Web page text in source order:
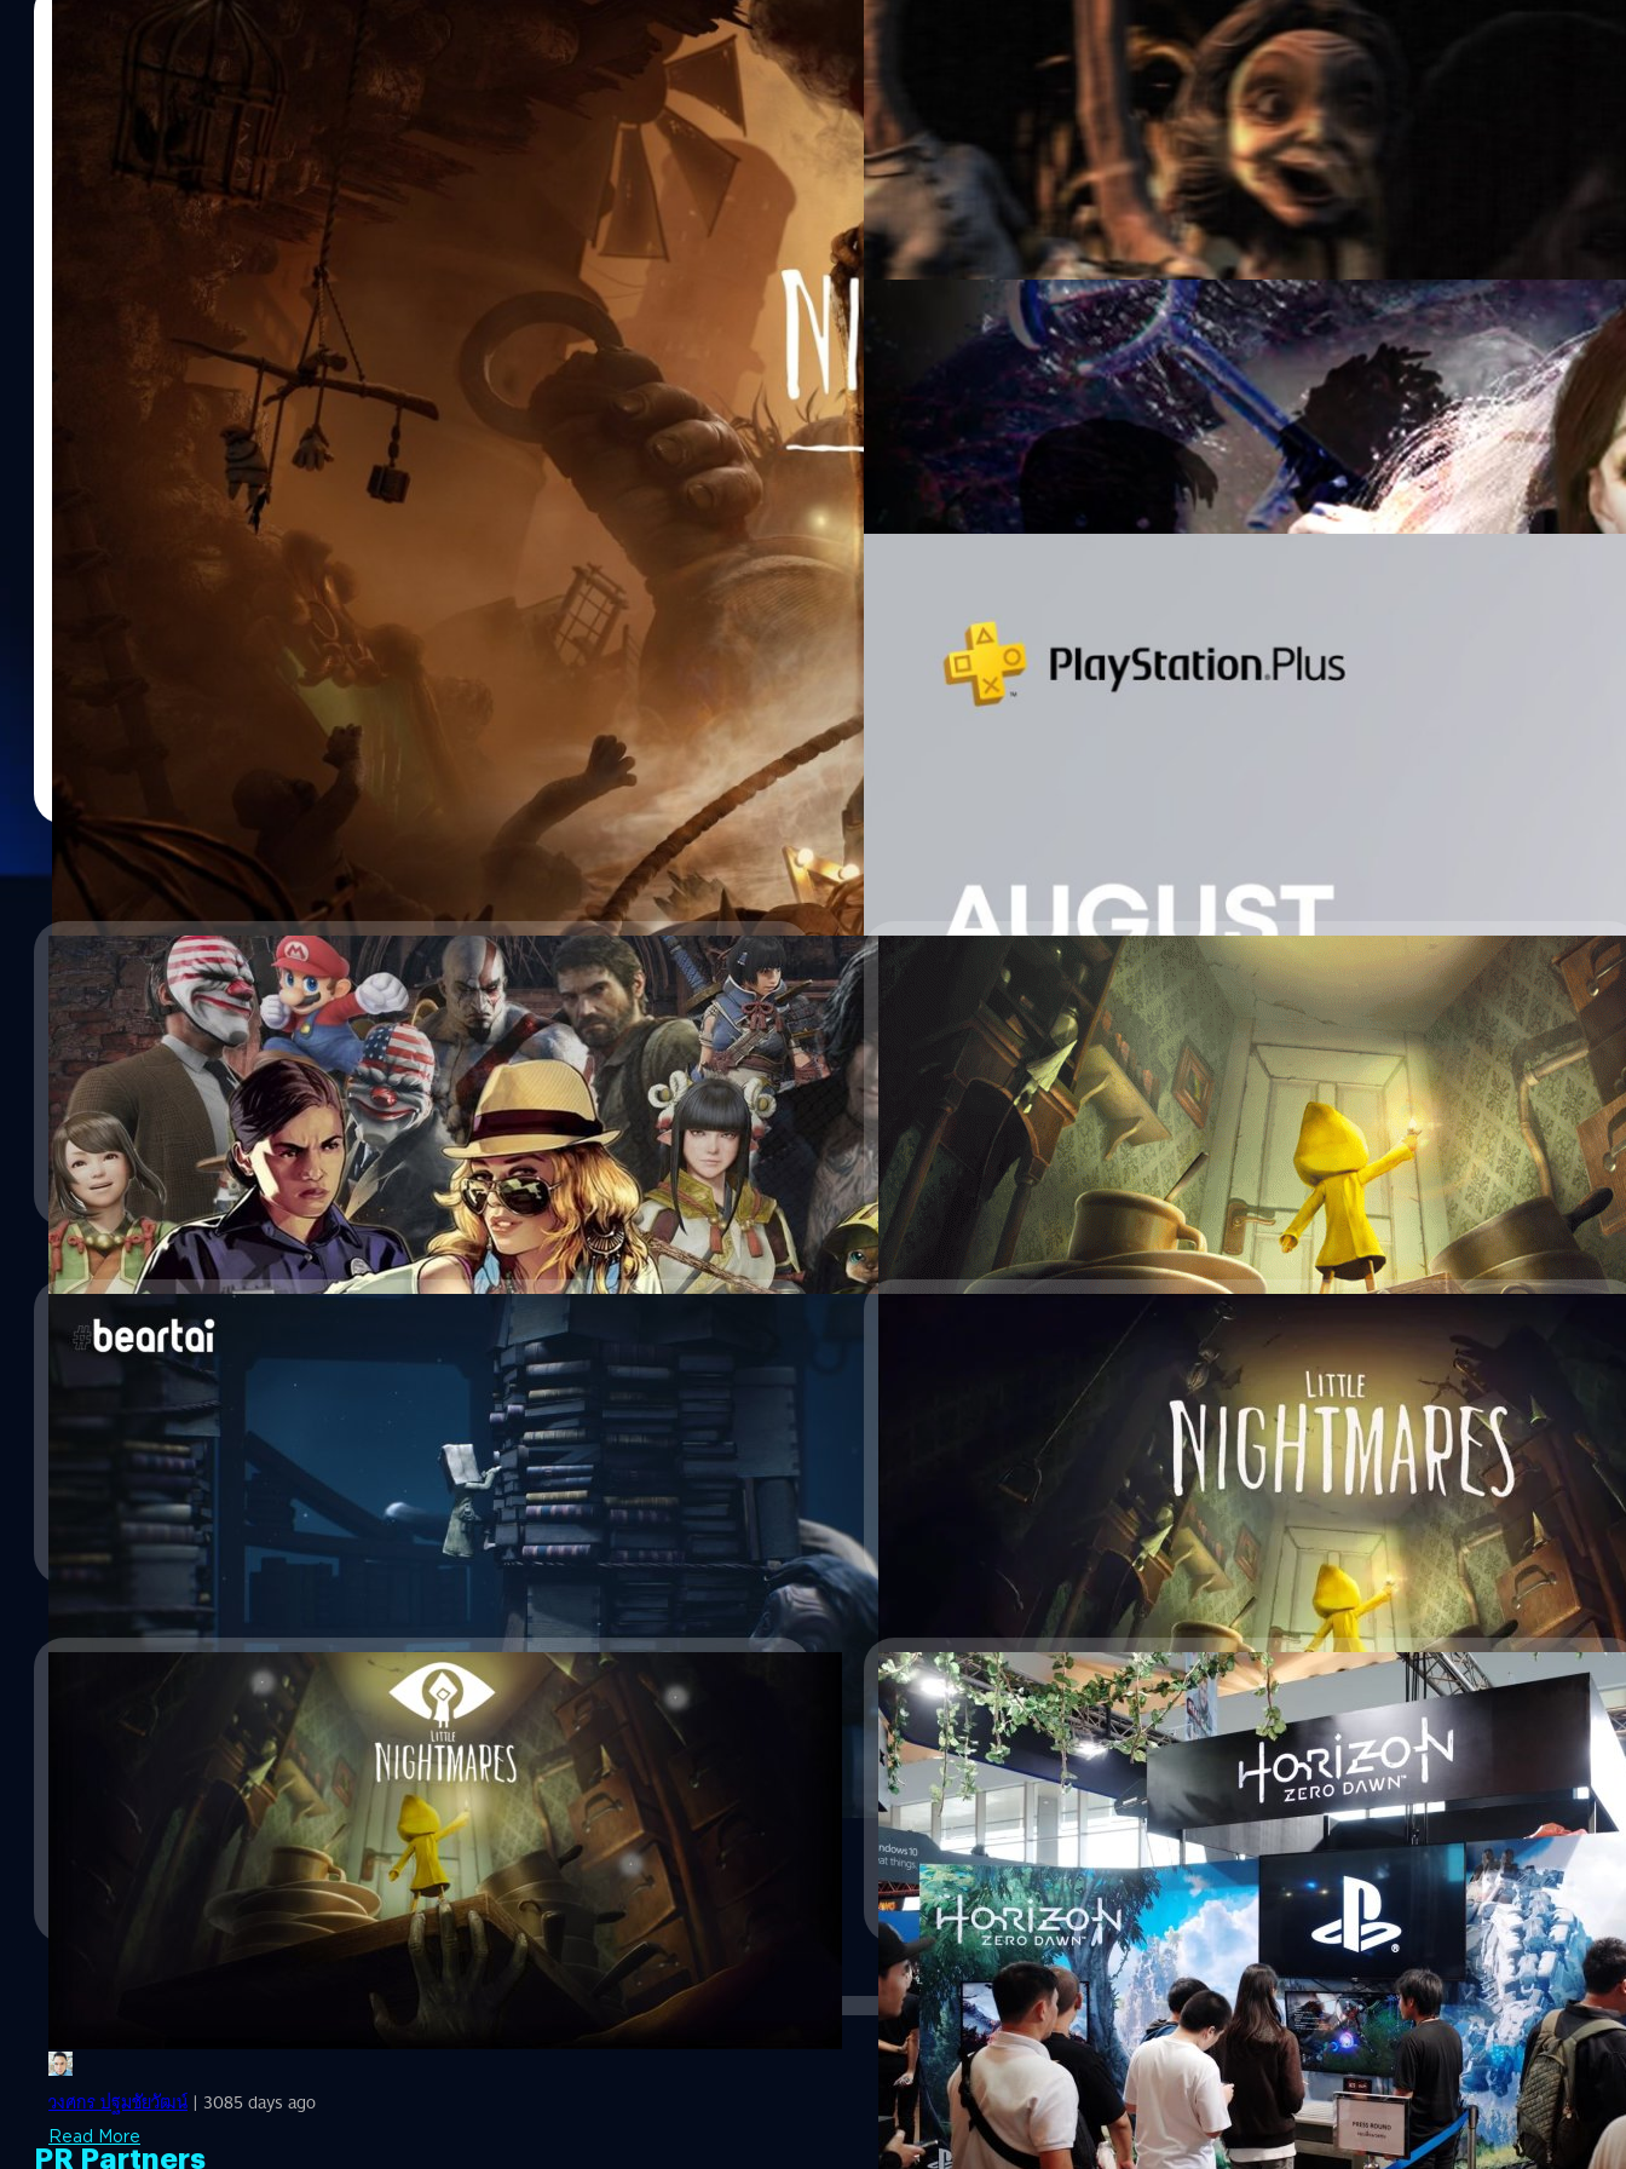
พีรณัฐ พระสว่าง| 330 days ago
Read More
[Hands-on Preview] Little Nightmares III ฝันร้ายครั้งใหม่ที่พร้อมจะกลืน
กินความกล้า และทดสอบสติของคุณ
หากคุณคิดว่าฝันร้ายในสองภาคก่อนหน้าหลอนพอแล้ว เตรียมตัวให้ดี เพราะ Little Nightmares III จะพา
คุณดำดิ่งสู่ความมืดมิดที่เข้มข้นยิ่งกว่าเดิม ทั้งในด้านบรรยากาศ การออกแบบ และปริศนาที่บังคับให้ผู้เล่น
ต้องใช้ “หัวใจและสมอง” ไปพร้อมกัน เรื่องราวของสองเด็กหลงทางใน “The Spiral” เกมนี้เล่าเรื่องผ่านเด็ก
สองคนที่แตกต่างกันสุดขั้ว ทั้งคู่ต้องหาทางเอาตัวรอดจากโลกพิศวงที่ชื่อ The Spiral – โลกที่เต็มไปด้วยภาพ
เหนือจริง ศัตรูประหลาด และปริศนาที่ไม่มีคำตอบตายตัว ทุกย่างก้าวคือการทดสอบสติ ความกล้า และการ
ทำงานเป็นทีม Co-op ที่เป็นหัวใจหลักของเกม ต่างจากภาคก่อนๆ ที่เล่นตัวละครเดียวเป็นหลัก Little
Nightmares III ใส่ระบบ Co-op เป็นแกนกลางของการเล่น เช่น บางฉากต้องใช้ Low ยิงธนูเปิดเส้นทางให้
Alone แทรกตัวเข้าไป หรือบางครั้ง Alone ต้องใช้ประแจคลายกลไกเพื่อเปิดประตูให้ Low ผ่าน การสื่อสาร
และการทำงานเป็นทีมจึงไม่ใช่แค่ตัวเลือก แต่คือ ทางรอดเดียว ปริศนาที่ชวนให้หัวร้อน แต่ก็สมใจ หนึ่งใน
เสน่ห์ของซีรีส์นี้คือ ปริศนาที่เรียบง่ายแต่เจ็บแสบ —…
มือใหม่หัดเล่นรวมเกมหลอนประสาทแตกสำหรับคนที่เพิ่งเริ่มเล่นเกมควรหามา
หลอน
แนะนำเกมเล่นง่ายๆ สำหรับมือใหม่ที่ควรหามาเล่น
Wiwat Kerdsomjit | 1376 days ago
Read More
โลกแห่งความฝันของเด็กในวิดีโอเกมที่แสนโหดร้ายไม่ต่างกับผู้โลกใหญ่
รวมเกมที่มีความฝันอันโหดร้ายของเด็ก ๆ ที่ผู้ใหญ่อย่างเราลืมคิดไป
Wiwat Kerdsomjit | 1401 days ago
Read More
ผู้จัดจำหน่าย Sony Interactive Entertainment ได้ประกาศแจกเกมให้กับสมาชิก PlayStation Plus
Essential โซน 1 ฟรีถึง 3 เกมคือ Tony Hawk’s Pro Skater 1 + 2 เวอร์ชัน PS5 และ PS4, Yakuza: Like a
Dragon เวอร์ชัน PS5 และ PS4 และ Little Nightmares เวอร์ชัน PS4 โดยสามารถดาวน์โหลดได้ตั้งแต่วันที่ 2
สิงหาคม 2022 ถึง 6 กันยายน 2022 Tony Hawk’s Pro Skater 1 + 2 - เล่นเกม Tony…
16/06/2021
รวมตัวเอกในคราบตัวร้ายบนวิดีโอเกมที่เราได้เล่น
มาดูกันดีกว่ามีเกมไหนบ้างที่เป็นตัวละครสีเทาหรือตัวละครสีขาวแต่จริงแล้วดำสนิทบ้าง
Wiwat Kerdsomjit| 1878 days ago
Read More
29/05/2021
Little Nightmares แจกให้เล่นฟรีบน Steam แล้ววันนี้
วันนี้ทางร้านค้า Steam ได้ปรับราคาตัวเกม Little Nightmares ให้โหลดกันได้อย่างฟรี ๆ ซึ่งสามารถรับตัว
เกมได้ถึงวันที่ 31 พฤษภาคมนี้ เมื่อได้รับเข้าคลังเกมแล้วสามารถเล่นได้อย่างถาวร Little Nightmares เป็น
เกมอินดี้คุณภาพเกมหนึ่ง ในรูปแบบ Adventure Horror ที่พัฒนาโดย Tarsier Studios และจัดจำหน่ายโดย
Bandai Namco ซึ่งได้รับความนิยมเป็นอย่างมากจนได้พัฒนาภาค 2 ออกมา และประสบความสำเร็จไม่แพ้
กับภาคแรกเลยทีเดียว นอกจากนั้นแล้วทางเราก็เคยได้เขียนรีวิวเกี่ยวกับเกมนี้ด้วย หากสนใจอยากรู้ว่าเกมนี้
เป็นยังไง มีรูปแบบในการเล่นแบบไหนบ้างล่ะก็ สามารถคลิกที่นี่เพื่ออ่านได้เลยครับ พิสูจน์อักษร : สุชยา
เกษจำรัส
กรณ์รัฐภาส ธนวัตไชยศรี| 1897 days ago
Read More
Little Nightmares II ปล่อยตัวอย่างใหม่ต้อนรับวันวางจำหน่าย
ค่ายเกม Bandai Namco และทีมพัฒนา Tarsier Studios ได้ปล่อยตัวอย่างใหม่ของเกม Little Nightmres
II ที่กำลังจะวางจำหน่ายในวันที่ 11 กุมภาพันธ์ 2021 บนแพลตฟอร์ม PlayStation 4, Xbox One, Nintendo
Switch, Google Stadia และ PC (Steam และ GOG) ส่วนแพลตฟอร์ม PlayStation 5 และ Xbox Series X
จะวางจำหน่ายในปี 2021 นอกจากนี้ค่ายเกม Bandai Namco ยังได้ประกาศความสำเร็จของเกม Little
Nightmares ภาคแรกที่สามารถทำยอดขายทะลุ 3 ล้านชุดทั่วโลก (ข้อมูล ณ วันที่ 31 ธันวาคม 2020) โดย
เกมนี้ออกวางจำหน่ายครั้งแรกบนแพลตฟอร์ม PlayStation 4,…
ศุภกร ประเสริฐศิลป์| 2005 days ago
Read More
Little Nightmares ทำยอดขายรวมทั่วโลกทะลุ 1 ล้านชุดแล้ว
ค่ายเกม Bandai Namco ได้ประกาศถึงความสำเร็จของเกมแนวผจญภัยกึ่งสยองขวัญ Little Nightmares ที่
สามารถทำยอดขายทั้งแบบแผ่นและแบบดิจิทัลรวมกันแล้วมากกว่า 1 ล้านชุดทั่วโลกหลังวางจำหน่ายมา 1 ปี
ครึ่ง คุณ Andreas Johnsson ประธานเจ้าหน้าที่บริหารของ Tarsier Studios กล่าวว่า “เรามีความภูมิใจเป็น
อย่างยิ่งที่เกมของเราสามารถทำยอดขายได้ดีกว่าที่คาดคิดไว้ แม้ว่าเกม Little Nightmares จะเป็นเกมอินดี้
แต่ก็ได้รับเสียงตอบรับเป็นอย่างดีจากแฟนเกมและมียอดผู้เล่นสูงสุดถึง 1 ล้านคนแล้ว ความสำเร็จครั้งนี้ถือ
เป็นก้าวที่สำคัญของ Tarsier Studios และเกม Little Nightmares เพราะเป็นสิ่งที่บ่งบอกว่า สตูดิโอของเรา
ควรเดินหน้าต่อไปอย่างไรและเรารู้สึกดีมากๆกับความสำเร็จครั้งนี้” อ้างอิง
| 2913 days ago
เกม Little Nightmares เตรียมออกบน Nintendo Switch
ข่าวดีเกม Little Nightmares เตรียมพอร์ตลง Nintendo Switch
วงศกร ปฐมชัยวัฒน์ | 3085 days ago
Read More
10/12/2016
พาทัวร์ชมบูธ Sony Playstation และ Bandai Namco ในงาน TGS BIG 2016
ในงาน Thailand Game Show BIG Festival 2016 หรือ TGS BIG 2016 นี้ จะมีบูธเด่นๆ ที่น่าสนใจอยู่
มากมายภายในงาน แต่ในบทความนี้ ทีมงานแบไต๋ จะมาเจาะลึกบูธที่เกมเมอร์ทุกๆท่านให้ความสนใจมาก
เป็นอันดับต้นๆกันครับกับบูธ Sony Playstaion และ Bandai Namco นั้นเอง Sony Playstation มาเริ่มต้น
กับบูธ Sony Playstaion กันก่อนเลย ต้องบอกเลยว่าครั้งนี้เป็นอีกครั้ง ที่ Sony ได้มอบโอกาสพิเศษให้กับ
เกมเมอร์ชาวไทย ได้ลองสัมผัส Demo เกม Exclusive อย่าง Horizon Zero Dawn และ Nioh และนี่ก็เป็น
ครั้งแรกใน Southeast Asia อีกเช่นกัน ภายในบูธมีกิจกรรมเล่นเกมให้ครบ 3 เกม และตอบคำถาม Survey
จากทีมงานและจะได้ลุ้นรับของรางวัล โดยเกมที่มาในบูธ Sony Playstation นั้นประกอบไปด้วย 2 เกมแรกที่
เปิดให้ทดสอบ Demo กันไปอย่าง…
พีรณัฐ พระสว่าง| 3528 days ago
Read More
PR Partners